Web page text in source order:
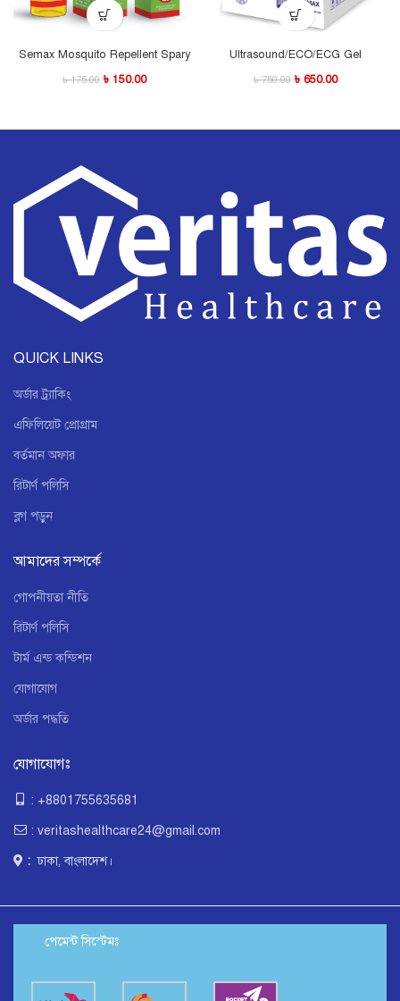
Semax Mosquito Repellent Spary
৳175.00 ৳ 150.00
Ultrasound/ECO/ECG Gel
৳750.00 ৳ 650.00
QUICK LINKS
অর্ডার ট্র্যাকিং
এফিলিয়েট প্রোগ্রাম
বর্তমান অফার
রিটার্ণ পলিসি
ব্লগ পড়ুন
আমাদের সম্পর্কে
গোপনীয়তা নীতি
রিটার্ণ পলিসি
টার্ম এন্ড কন্ডিশন
যোগাযোগ
অর্ডার পদ্ধতি
যোগাযোগঃ
: +8801755635681
: veritashealthcare24@gmail.com
: ঢাকা, বাংলাদেশ।
পেমেন্ট সিস্টেমঃ